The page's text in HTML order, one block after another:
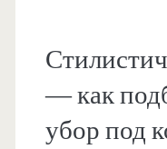
— как
убор под